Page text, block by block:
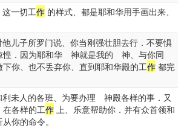
这一切工作 的样式、都是耶和华用手画出来、
他儿子所罗门说、你当刚强壮胆去行．不要惧
惶．因为耶和华 神就是我的 神、与你同
你、也不丢弃你、直到耶和华殿的工作都完
利未人的各班、为要办理 神殿各样的事．又
在各样的工作上、乐意帮助你．并有众首领和
你的命令。